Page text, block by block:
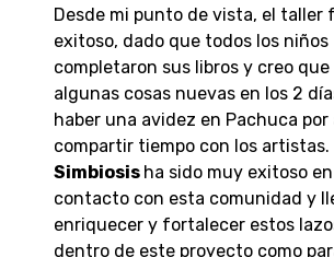
Desde mi punto de vista, el taller
exitoso, dado que todos los niños
completaron sus libros y creo
algunas cosas nuevas en los 2
haber una avidez en Pachuca
compartir tiempo con los artistas.
Simbiosis ha sido muy exitoso
contacto con esta comunidad y
enriquecer y fortalecer estos
dentro de este proyecto como